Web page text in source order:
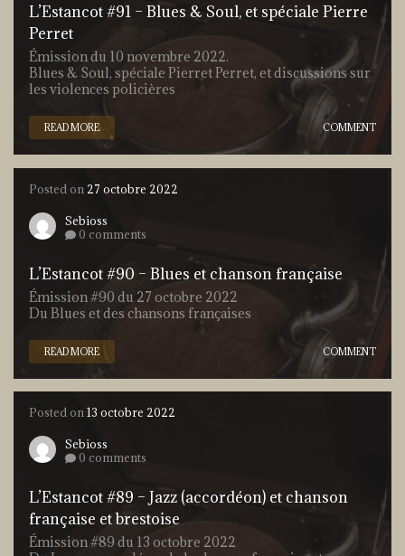
L’Estancot #91 – Blues & Soul, et spéciale Pierre
Perret
Émission du 10 novembre 2022.
Blues & Soul, spéciale Pierret Perret, et discussions sur
les violences policières
READ MORE COMMENT
Posted on 27 octobre 2022
Sebioss
0 comments
L’Estancot #90 – Blues et chanson française
Émission #90 du 27 octobre 2022
Du Blues et des chansons françaises
READ MORE COMMENT
Posted on13 octobre 2022
Sebioss
0 comments
L’Estancot #89 – Jazz (accordéon) et chanson
française et brestoise
Émission #89 du 13 octobre 2022